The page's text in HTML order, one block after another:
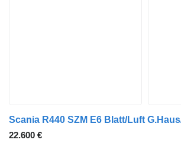
Scania R440 SZM E6 Blatt/Luft
22.600 €